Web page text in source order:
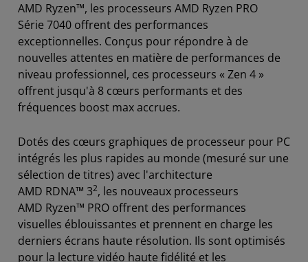
AMD Ryzen™, les processeurs AMD Ryzen PRO
Série 7040 offrent des performances
exceptionnelles. Conçus pour répondre à de
nouvelles attentes en matière de performances de
niveau professionnel, ces processeurs « Zen 4 »
offrent jusqu'à 8 cœurs performants et des
fréquences boost max accrues.
Dotés des cœurs graphiques de processeur pour PC
intégrés les plus rapides au monde (mesuré sur une
sélection de titres) avec l'architecture
AMD RDNA™ 32, les nouveaux processeurs
AMD Ryzen™ PRO offrent des performances
visuelles éblouissantes et prennent en charge les
derniers écrans haute résolution. Ils sont optimisés
pour la lecture vidéo haute fidélité et les